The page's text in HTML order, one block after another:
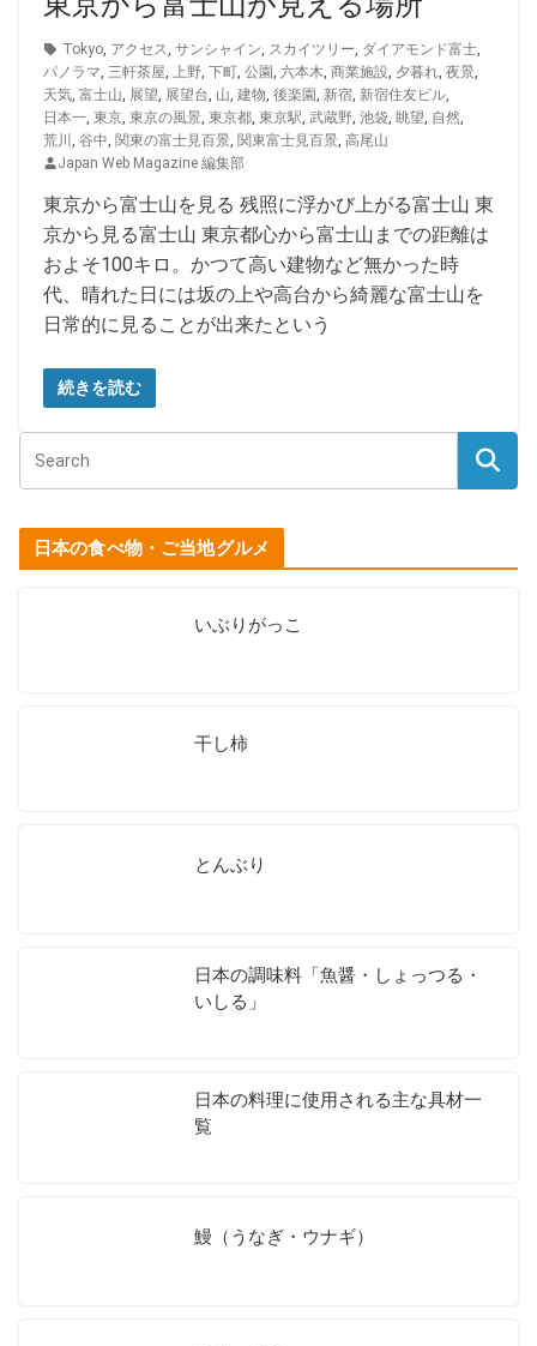
Tokyo アクセス サンシャイン スカイツリー ダイアモンド富士
パノラマ 三軒茶屋 上野 下町 公園 六本木 商業施設 夕暮れ 夜景
天気 富士山 展望 展望台 山 建物 後楽園 新宿 新宿住友ビル
日本一 東京 東京の風景 東京都 東京駅 武蔵野 池袋 眺望 自然
荒川
谷中 関東の富士見百景 関東富士見百景 高尾山
Japan Web Magazine 編集部
東京から富士山を見る 残照に浮かび上がる富士山 東
京から見る富士山 東京都心から富士山までの距離は
およそ100キロ。かつて高い建物など無かった時
代、晴れた日には坂の上や高台から綺麗な富士山を
日常的に見ることが出来たという
続きを読む
日本の食べ物・ご当地グルメ
いぶりがっこ
干し柿
とんぶり
日本の調味料「魚醤・しょっつる・
いしる」
日本の料理に使用される主な具材一
覧
鰻（うなぎ・ウナギ）